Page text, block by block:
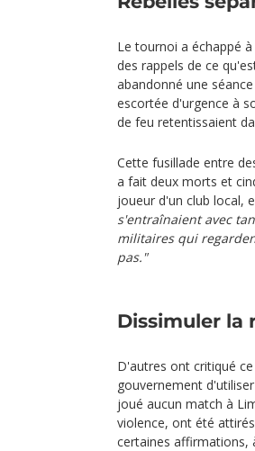
Le tournoi a échappé
des rappels de ce
abandonné une
escortée d'urgence à
de feu retentissaient
Cette fusillade entre
a fait deux morts et
joueur d'un club local,
s'entraînaient avec
militaires qui
pas."
Dissimuler la
D'autres ont critiqué
gouvernement
joué aucun match à
violence, ont été
certaines affirmations,